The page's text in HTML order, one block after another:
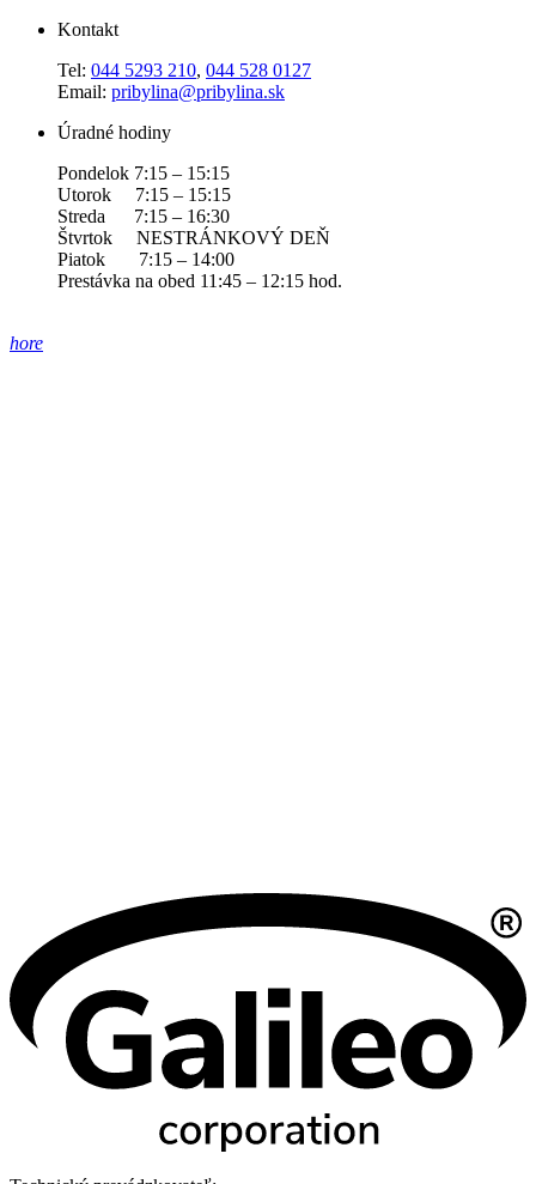
Kontakt
Tel: 044 5293 210, 044 528 0127
Email: pribylina@pribylina.sk
Úradné hodiny
Pondelok 7:15 – 15:15
Utorok 7:15 – 15:15
Streda 7:15 – 16:30
Štvrtok NESTRÁNKOVÝ DEŇ
Piatok 7:15 – 14:00
Prestávka na obed 11:45 – 12:15 hod.
hore